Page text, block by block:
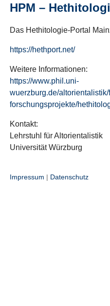
HPM –
Das Hethitologie-Portal
https://hethport.net/
Weitere Informationen:
https://www.phil.uni-
wuerzburg.de/
forschungsprojekte/
Kontakt:
Lehrstuhl für Altorientalistik
Universität Würzburg
Impressum | Datenschutz